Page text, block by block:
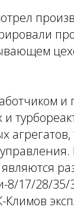
и
агрегатов,
8/17/28/